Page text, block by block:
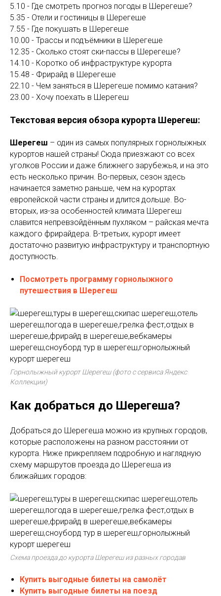
5.10 - Где смотреть прогноз погоды в Шерегеше?
5.35 - Отели и гостиницы в Шерегеше
7.55 - Где покушать в Шерегеше
10.00 - Трассы и подъёмники в Шерегеше
12.35 - Сколько стоят ски-пассы в Шерегеше?
14.10 - Коротко об инфраструктуре курорта
15.48 - Фрирайд в Шерегеше
22.10 - Чем заняться в Шерегеше помимо катания?
23.00 - Хочу поехать в Шерегеш
Текстовая версия обзора курорта Шерегеш:
Шерегеш – один из самых популярных горнолыжных
курортов нашей страны! Сюда приезжают со всех
уголков России и даже ближнего зарубежья, и на это
есть несколько причин. Во-первых, сезон здесь
начинается заметно раньше, чем на курортах
европейской части страны и длится дольше. Во-
вторых, из-за особенностей климата Шерегеш
славится непревзойдённым пухляком – райская мечта
каждого фрирайдера. В-третьих, курорт имеет
достаточно развитую инфраструктуру и транспортную
доступность.
Посмотреть программу горнолыжного
путешествия в Шерегеш
Горнолыжный курорт Шерегеш (фото с сервиса Яндекс
Коллекции)
Как добраться до Шерегеша?
Добраться до Шерегеша можно из крупных городов,
которые расположены на разном расстоянии от
курорта. Ниже прикрепляем подробную и наглядную
схему маршрутов проезда до Шерегеша из
ближайших городов:
Схема проезда до курорта Шерегеш из разных городав
Купить выгодные билеты на самолёт
Купить выгодные билеты на поезд